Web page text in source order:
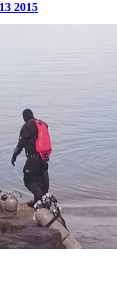
2015